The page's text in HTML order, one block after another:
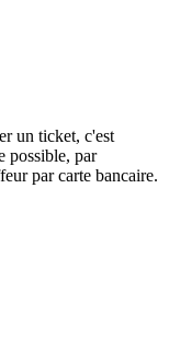
un ticket, c'est
possible, par
par carte bancaire.